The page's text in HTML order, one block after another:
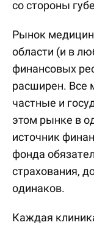
со стороны
Рынок
области (и в
финансовых
расширен. Все
частные и
этом рынке в
источник
фонда
страхования,
одинаков.
Каждая